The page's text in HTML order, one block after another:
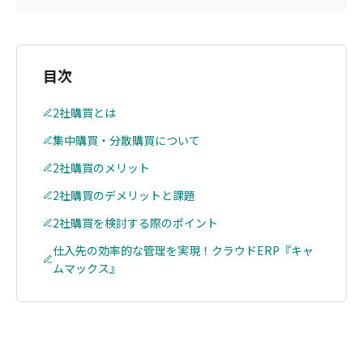
目次
2社購買とは
集中購買・分散購買について
2社購買のメリット
2社購買のデメリットと課題
2社購買を検討する際のポイント
仕入先の効率的な管理を実現！クラウドERP『キャ
ムマックス』